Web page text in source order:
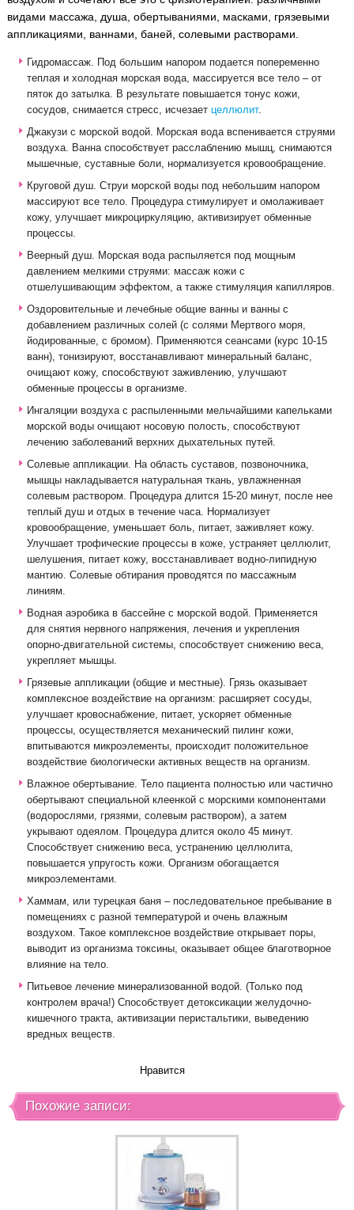
видами массажа, душа, обертываниями, масками, грязевыми
аппликациями, ваннами, баней, солевыми растворами.
Гидромассаж. Под большим напором подается попеременно
теплая и холодная морская вода, массируется все тело – от
пяток до затылка. В результате повышается тонус кожи,
сосудов, снимается стресс, исчезает целлюлит.
Джакузи с морской водой. Морская вода вспенивается струями
воздуха. Ванна способствует расслаблению мышц, снимаются
мышечные, суставные боли, нормализуется кровообращение.
Круговой душ. Струи морской воды под небольшим напором
массируют все тело. Процедура стимулирует и омолаживает
кожу, улучшает микроциркуляцию, активизирует обменные
процессы.
Веерный душ. Морская вода распыляется под мощным
давлением мелкими струями: массаж кожи с
отшелушивающим эффектом, а также стимуляция капилляров.
Оздоровительные и лечебные общие ванны и ванны с
добавлением различных солей (с солями Мертвого моря,
йодированные, с бромом). Применяются сеансами (курс 10-15
ванн), тонизируют, восстанавливают минеральный баланс,
очищают кожу, способствуют заживлению, улучшают
обменные процессы в организме.
Ингаляции воздуха с распыленными мельчайшими капельками
морской воды очищают носовую полость, способствуют
лечению заболеваний верхних дыхательных путей.
Солевые аппликации. На область суставов, позвоночника,
мышцы накладывается натуральная ткань, увлажненная
солевым раствором. Процедура длится 15-20 минут, после нее
теплый душ и отдых в течение часа. Нормализует
кровообращение, уменьшает боль, питает, заживляет кожу.
Улучшает трофические процессы в коже, устраняет целлюлит,
шелушения, питает кожу, восстанавливает водно-липидную
мантию. Солевые обтирания проводятся по массажным
линиям.
Водная аэробика в бассейне с морской водой. Применяется
для снятия нервного напряжения, лечения и укрепления
опорно-двигательной системы, способствует снижению веса,
укрепляет мышцы.
Грязевые аппликации (общие и местные). Грязь оказывает
комплексное воздействие на организм: расширяет сосуды,
улучшает кровоснабжение, питает, ускоряет обменные
процессы, осуществляется механический пилинг кожи,
впитываются микроэлементы, происходит положительное
воздействие биологически активных веществ на организм.
Влажное обертывание. Тело пациента полностью или частично
обертывают специальной клеенкой с морскими компонентами
(водорослями, грязями, солевым раствором), а затем
укрывают одеялом. Процедура длится около 45 минут.
Способствует снижению веса, устранению целлюлита,
повышается упругость кожи. Организм обогащается
микроэлементами.
Хаммам, или турецкая баня – последовательное пребывание в
помещениях с разной температурой и очень влажным
воздухом. Такое комплексное воздействие открывает поры,
выводит из организма токсины, оказывает общее благотворное
влияние на тело.
Питьевое лечение минерализованной водой. (Только под
контролем врача!) Способствует детоксикации желудочно-
кишечного тракта, активизации перистальтики, выведению
вредных веществ.
Нравится
Похожие записи: